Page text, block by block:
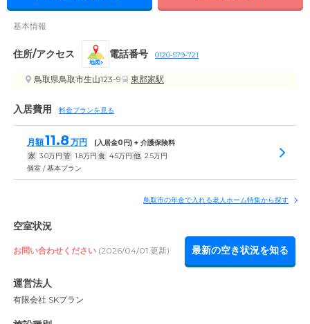
基本情報
住所/アクセス
地図
電話番号 0120-579-721
鳥取県鳥取市生山123-9 東郡家駅
入居費用 料金プランを見る
月額11.8 万円 (入居金0円) + 介護保険料
家 3.0万円 管 1.8万円 食 4.5万円 他 2.5万円
個室 / 基本プラン
鳥取市の年金で入れる老人ホーム特集から探す
空室状況
お問い合わせください (2026/04/01 更新) 最新の空き状況を知る
運営法人
有限会社 SKプラン